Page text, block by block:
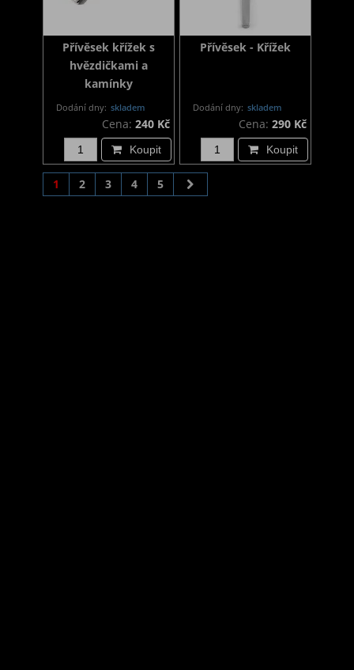
Přívěsek křížek s
hvězdičkami a
kamínky
Dodání dny: skladem
Cena: 240 Kč
Koupit
Přívěsek - Křížek
Dodání dny: skladem
Cena: 290 Kč
Koupit
1 2 3 4 5